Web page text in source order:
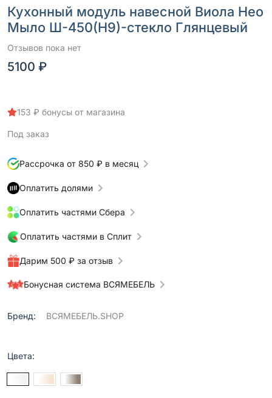
Кухонный модуль навесной Виола Нео
Мыло Ш-450(Н9)-стекло Глянцевый
Отзывов пока нет
5100 ₽
153 ₽ бонусы от магазина
Под заказ
Рассрочка от 850 ₽ в месяц
Оплатить долями
Оплатить частями Сбера
Оплатить частями в Сплит
Дарим 500 ₽ за отзыв
Бонусная система ВСЯМЕБЕЛЬ
Бренд: ВСЯМЕБЕЛЬ.SHOP
Цвета: